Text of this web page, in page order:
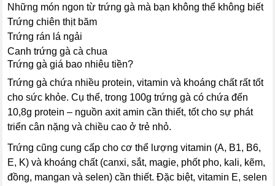
Những món ngon từ trứng gà mà bạn không thể không biết
Trứng chiên thịt băm
Trứng rán lá ngải
Canh trứng gà cà chua
Trứng gà giá bao nhiêu tiền?
Trứng gà chứa nhiều protein, vitamin và khoáng chất rất tốt
cho sức khỏe. Cụ thể, trong 100g trứng gà có chứa đến
10,8g protein – nguồn axit amin cần thiết, tốt cho sự phát
triển cân nặng và chiều cao ở trẻ nhỏ.
Trứng cũng cung cấp cho cơ thể lượng vitamin (A, B1, B6,
E, K) và khoáng chất (canxi, sắt, magie, phốt pho, kali, kẽm,
đồng, mangan và selen) cần thiết. Đặc biệt, vitamin E, selen